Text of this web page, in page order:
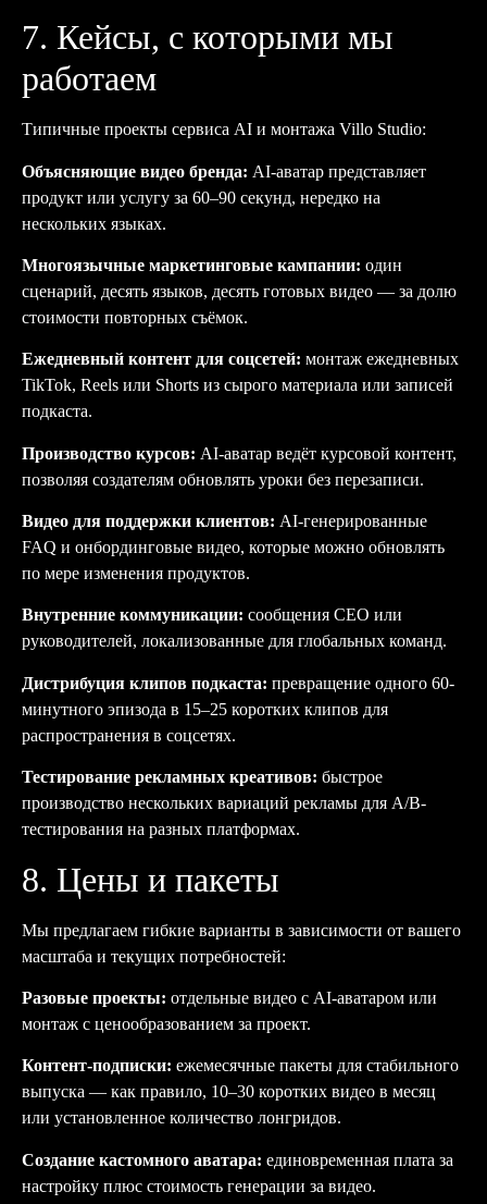
7. Кейсы, с которыми мы
работаем
Типичные проекты сервиса AI и монтажа Villo Studio:
Объясняющие видео бренда: AI-аватар представляет
продукт или услугу за 60–90 секунд, нередко на
нескольких языках.
Многоязычные маркетинговые кампании: один
сценарий, десять языков, десять готовых видео — за долю
стоимости повторных съёмок.
Ежедневный контент для соцсетей: монтаж ежедневных
TikTok, Reels или Shorts из сырого материала или записей
подкаста.
Производство курсов: AI-аватар ведёт курсовой контент,
позволяя создателям обновлять уроки без перезаписи.
Видео для поддержки клиентов: AI-генерированные
FAQ и онбординговые видео, которые можно обновлять
по мере изменения продуктов.
Внутренние коммуникации: сообщения CEO или
руководителей, локализованные для глобальных команд.
Дистрибуция клипов подкаста: превращение одного 60-
минутного эпизода в 15–25 коротких клипов для
распространения в соцсетях.
Тестирование рекламных креативов: быстрое
производство нескольких вариаций рекламы для A/B-
тестирования на разных платформах.
8. Цены и пакеты
Мы предлагаем гибкие варианты в зависимости от вашего
масштаба и текущих потребностей:
Разовые проекты: отдельные видео с AI-аватаром или
монтаж с ценообразованием за проект.
Контент-подписки: ежемесячные пакеты для стабильного
выпуска — как правило, 10–30 коротких видео в месяц
или установленное количество лонгридов.
Создание кастомного аватара: единовременная плата за
настройку плюс стоимость генерации за видео.